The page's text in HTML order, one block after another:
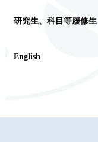
研究生、科目等履修生
English